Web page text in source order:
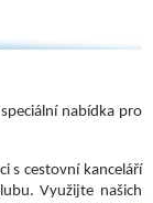
nabídka pro
s cestovní kanceláří
Využijte našich